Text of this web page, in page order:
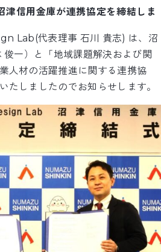
信用金庫が連携協定を締結しま
Lab(代表理事 石川 貴志) は、沼
一）と「地域課題解決および関
人材の活躍推進に関する連携協
たしましたのでお知らせします。